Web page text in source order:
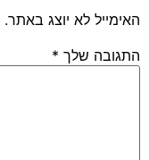
האימייל לא יוצג באתר.
התגובה שלך *